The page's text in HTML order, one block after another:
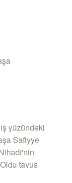
yüzündeki
Safiyye
tavus